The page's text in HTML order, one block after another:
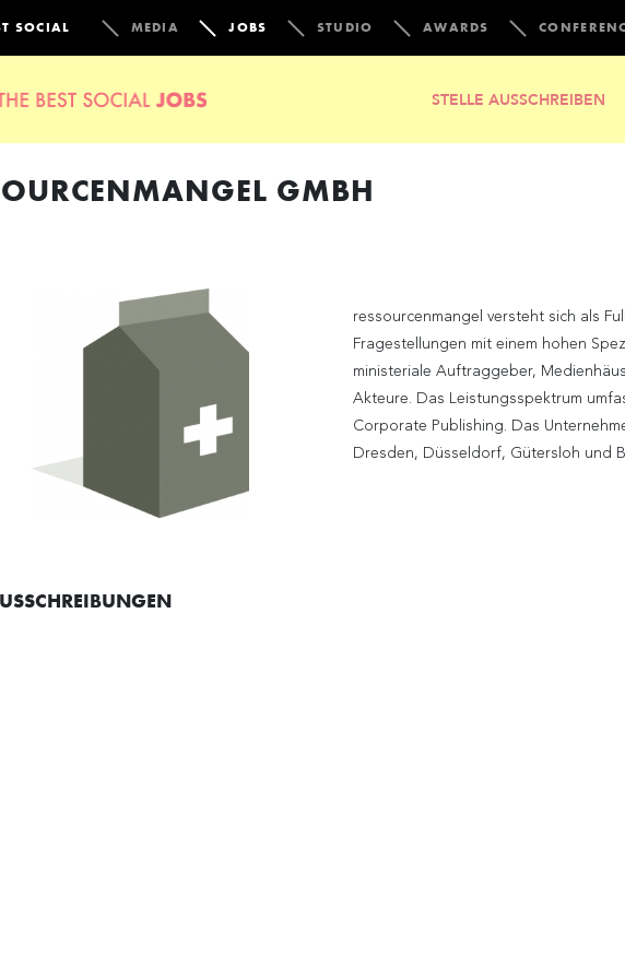
SOCIAL MEDIA JOBS STUDIO AWARDS
STELLE AUSSCHREIBEN
GMBH
ressourcenmangel versteht sich als
Fragestellungen mit einem hohen
ministeriale Auftraggeber,
Akteure. Das Leistungsspektrum
Corporate Publishing. Das
Dresden, Düsseldorf, Gütersloh und